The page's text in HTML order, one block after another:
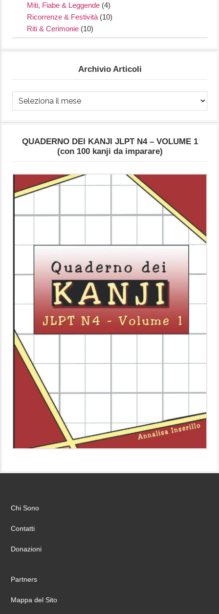
Miti, Fiabe & Leggende (4)
Ricorrenze & Festività (10)
Riti & Cerimonie (10)
Archivio Articoli
Archivio
Articoli
QUADERNO DEI KANJI JLPT N4 – VOLUME 1
(con 100 kanji da imparare)
Chi Sono
Contatti
Donazioni
Partners
Mappa del Sito